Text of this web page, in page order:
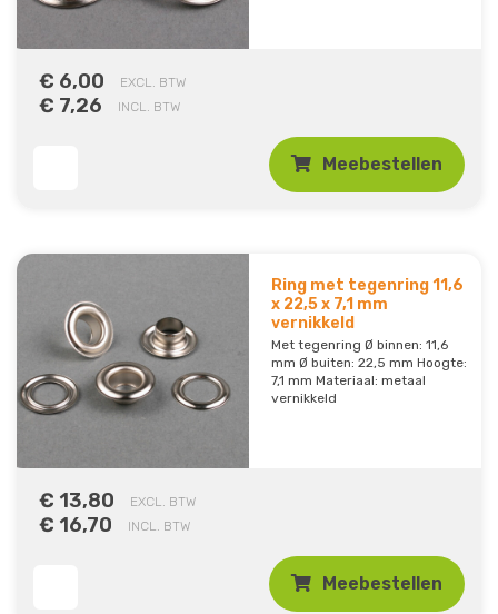
€ 6,00 EXCL. BTW
€ 7,26 INCL. BTW
Meebestellen
Ring met tegenring 11,6
x 22,5 x 7,1 mm
vernikkeld
Met tegenring Ø binnen: 11,6
mm Ø buiten: 22,5 mm Hoogte:
7,1 mm Materiaal: metaal
vernikkeld
€ 13,80 EXCL. BTW
€ 16,70 INCL. BTW
Meebestellen